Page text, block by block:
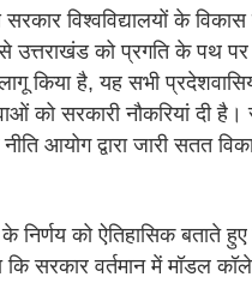
विश्वविद्यालयों के
उत्तराखंड को प्रगति के पथ
किया है, यह सभी
को सरकारी नौकरियां दी है।
आयोग द्वारा जारी सतत
को ऐतिहासिक बताते
सरकार वर्तमान में मॉडल